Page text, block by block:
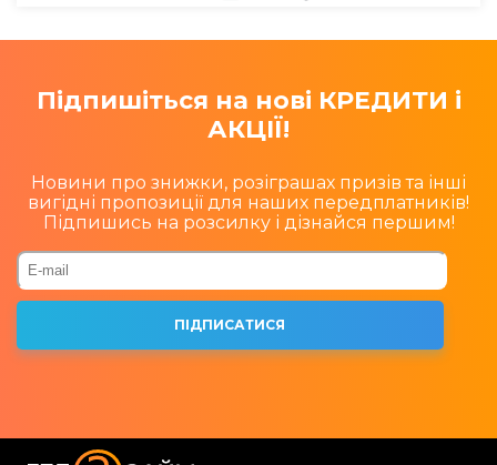
Підпишіться на нові КРЕДИТИ і
АКЦІЇ!
Новини про знижки, розіграшах призів та інші
вигідні пропозиції для наших передплатників!
Підпишись на розсилку і дізнайся першим!